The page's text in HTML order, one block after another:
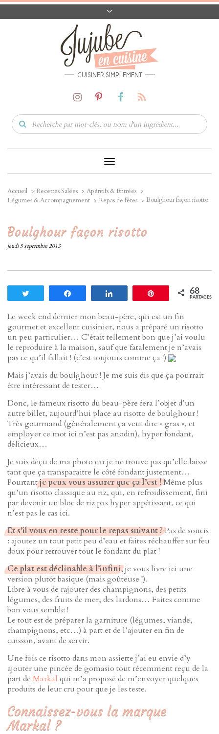
CONTACT
CODES PROMO
MATÉRIEL
CUISINER SIMPLEMENT
Toggle
Navigation
Accueil Recettes Salées
Apéritifs & Entrées
Légumes & Accompagnement
Repas de fêtes Boulghour façon risotto
Boulghour façon risotto
jeudi 5 septembre 2013
Enregistrer68
PARTAGES
Le week end dernier mon beau-père, qui est un fin
gourmet et excellent cuisinier, nous a préparé un risotto
un peu particulier… C’était tellement bon que j’ai voulu
le reproduire à la maison, sauf que fatalement je n’avais
pas ce qu’il fallait ! (c’est toujours comme ça !)
Mais j’avais du boulghour ! Je me suis dis que ça pourrait
être intéressant de tester…
Donc, le fameux risotto du beau-père fera l’objet d’un
autre billet, aujourd’hui place au risotto de boulghour !
Très gourmand (généralement ça veut dire « gras », et
employer ce mot ici n’est pas anodin), hyper fondant,
délicieux…
Je suis déçu de ma photo car je ne trouve pas qu’elle laisse
tant que ça transparaitre le côté fondant justement…
Pourtantje peux vous assurer que ça l’est !Même plus
qu’un risotto classique au riz, qui, en refroidissement, fini
par devenir un bloc de riz pas hyper appétissant, ce qui
n’est pas le cas ici.
Et s’il vous en reste pour le repas suivant ?Pas de soucis
: ajoutez un tout petit peu d’eau et faites réchauffer sur feu
doux pour retrouver tout le fondant du plat !
Ce plat est déclinable à l’infini, je vous livre ici une
version plutôt basique (mais goûteuse !).
Libre à vous de rajouter des champignons, des petits
légumes, des fruits de mer, des lardons… Faites comme
bon vous semble !
Le tout est de préparer la garniture (légumes, viande,
champignons, etc…) à part et de l’ajouter en fin de
cuisson, avant de servir.
Une fois ce risotto dans mon assiette j’ai eu envie d’y
ajouter une pincée de gomasio tout récemment reçu de la
part de Markal qui m’a proposé de m’envoyer quelques
produits de leur cru pour que je les teste.
Connaissez-vous la marque
Markal ?